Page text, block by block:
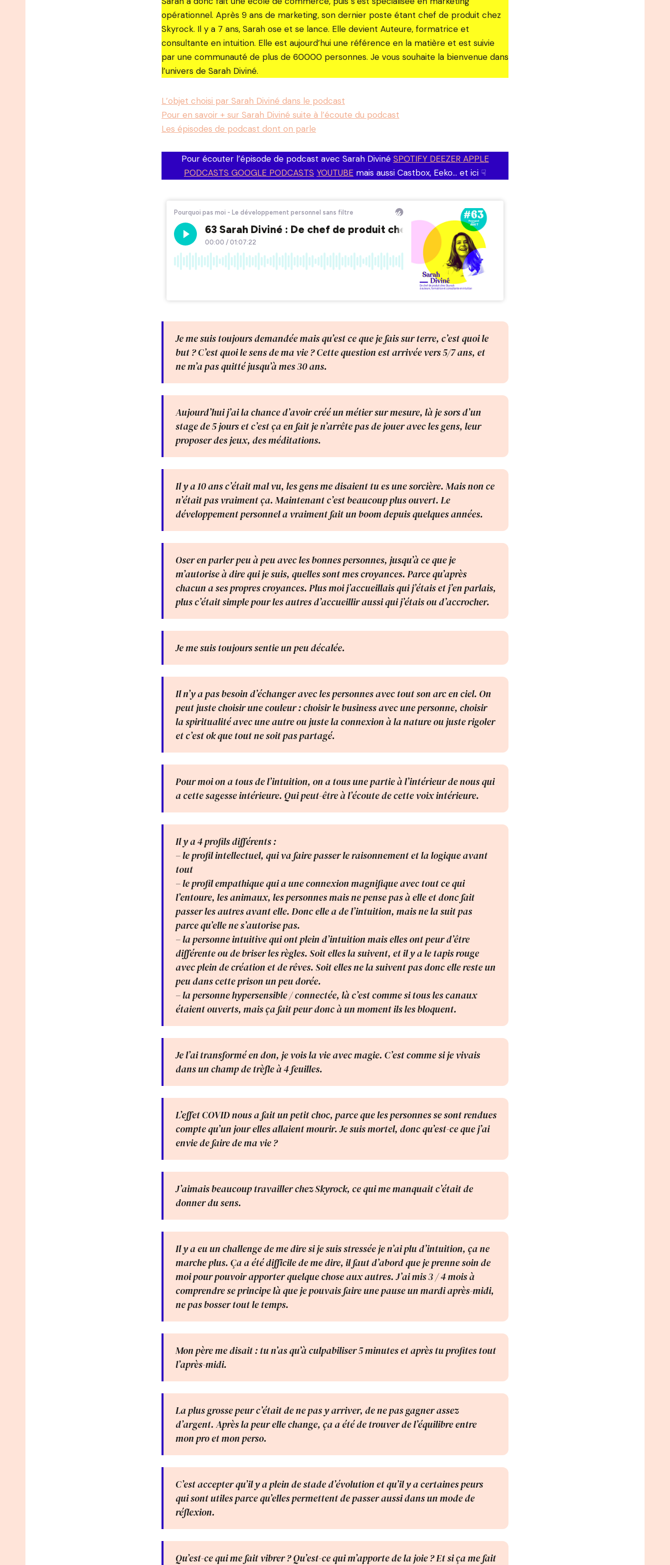
opérationnel. Après 9 ans de marketing, son dernier poste étant chef de produit chez
Skyrock. Il y a 7 ans, Sarah ose et se lance. Elle devient Auteure, formatrice et
consultante en intuition. Elle est aujourd’hui une référence en la matière et est suivie
par une communauté de plus de 60000 personnes. Je vous souhaite la bienvenue dans
l’univers de Sarah Diviné.
L’objet choisi par Sarah Diviné dans le podcast
Pour en savoir + sur Sarah Diviné suite à l’écoute du podcast
Les épisodes de podcast dont on parle
Pour écouter l’épisode de podcast avec Sarah Diviné SPOTIFY DEEZER APPLE
PODCASTS GOOGLE PODCASTS YOUTUBE mais aussi Castbox, Eeko… et ici ☟
Je me suis toujours demandée mais qu’est ce que je fais sur terre, c’est quoi le
but ? C’est quoi le sens de ma vie ? Cette question est arrivée vers 5/7 ans, et
ne m’a pas quitté jusqu’à mes 30 ans.
Aujourd’hui j’ai la chance d’avoir créé un métier sur mesure, là je sors d’un
stage de 5 jours et c’est ça en fait je n’arrête pas de jouer avec les gens, leur
proposer des jeux, des méditations.
Il y a 10 ans c’était mal vu, les gens me disaient tu es une sorcière. Mais non ce
n’était pas vraiment ça. Maintenant c’est beaucoup plus ouvert. Le
développement personnel a vraiment fait un boom depuis quelques années.
Oser en parler peu à peu avec les bonnes personnes, jusqu’à ce que je
m’autorise à dire qui je suis, quelles sont mes croyances. Parce qu’après
chacun a ses propres croyances. Plus moi j’accueillais qui j’étais et j’en parlais,
plus c’était simple pour les autres d’accueillir aussi qui j’étais ou d’accrocher.
Je me suis toujours sentie un peu décalée.
Il n’y a pas besoin d’échanger avec les personnes avec tout son arc en ciel. On
peut juste choisir une couleur : choisir le business avec une personne, choisir
la spiritualité avec une autre ou juste la connexion à la nature ou juste rigoler
et c’est ok que tout ne soit pas partagé.
Pour moi on a tous de l’intuition, on a tous une partie à l’intérieur de nous qui
a cette sagesse intérieure. Qui peut-être à l’écoute de cette voix intérieure.
Il y a 4 profils différents :
– le profil intellectuel, qui va faire passer le raisonnement et la logique avant
tout
– le profil empathique qui a une connexion magnifique avec tout ce qui
l’entoure, les animaux, les personnes mais ne pense pas à elle et donc fait
passer les autres avant elle. Donc elle a de l’intuition, mais ne la suit pas
parce qu’elle ne s’autorise pas.
– la personne intuitive qui ont plein d’intuition mais elles ont peur d’être
différente ou de briser les règles. Soit elles la suivent, et il y a le tapis rouge
avec plein de création et de rêves. Soit elles ne la suivent pas donc elle reste un
peu dans cette prison un peu dorée.
– la personne hypersensible / connectée, là c’est comme si tous les canaux
étaient ouverts, mais ça fait peur donc à un moment ils les bloquent.
Je l’ai transformé en don, je vois la vie avec magie. C’est comme si je vivais
dans un champ de trèfle à 4 feuilles.
L’effet COVID nous a fait un petit choc, parce que les personnes se sont rendues
compte qu’un jour elles allaient mourir. Je suis mortel, donc qu’est-ce que j’ai
envie de faire de ma vie ?
J’aimais beaucoup travailler chez Skyrock, ce qui me manquait c’était de
donner du sens.
Il y a eu un challenge de me dire si je suis stressée je n’ai plu d’intuition, ça ne
marche plus. Ça a été difficile de me dire, il faut d’abord que je prenne soin de
moi pour pouvoir apporter quelque chose aux autres. J’ai mis 3 / 4 mois à
comprendre se principe là que je pouvais faire une pause un mardi après-midi,
ne pas bosser tout le temps.
Mon père me disait : tu n’as qu’à culpabiliser 5 minutes et après tu profites tout
l’après-midi.
La plus grosse peur c’était de ne pas y arriver, de ne pas gagner assez
d’argent. Après la peur elle change, ça a été de trouver de l’équilibre entre
mon pro et mon perso.
C’est accepter qu’il y a plein de stade d’évolution et qu’il y a certaines peurs
qui sont utiles parce qu’elles permettent de passer aussi dans un mode de
réflexion.
Qu’est-ce qui me fait vibrer ? Qu’est-ce qui m’apporte de la joie ? Et si ça me fait